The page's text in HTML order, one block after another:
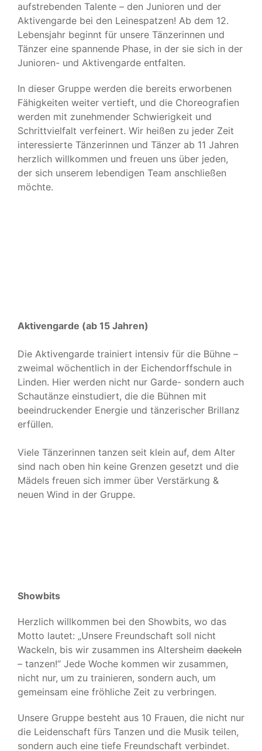
aufstrebenden Talente – den Junioren und der
Aktivengarde bei den Leinespatzen! Ab dem 12.
Lebensjahr beginnt für unsere Tänzerinnen und
Tänzer eine spannende Phase, in der sie sich in der
Junioren- und Aktivengarde entfalten.
In dieser Gruppe werden die bereits erworbenen
Fähigkeiten weiter vertieft, und die Choreografien
werden mit zunehmender Schwierigkeit und
Schrittvielfalt verfeinert. Wir heißen zu jeder Zeit
interessierte Tänzerinnen und Tänzer ab 11 Jahren
herzlich willkommen und freuen uns über jeden,
der sich unserem lebendigen Team anschließen
möchte.
Aktivengarde (ab 15 Jahren)
Die Aktivengarde trainiert intensiv für die Bühne –
zweimal wöchentlich in der Eichendorffschule in
Linden. Hier werden nicht nur Garde- sondern auch
Schautänze einstudiert, die die Bühnen mit
beeindruckender Energie und tänzerischer Brillanz
erfüllen.
Viele Tänzerinnen tanzen seit klein auf, dem Alter
sind nach oben hin keine Grenzen gesetzt und die
Mädels freuen sich immer über Verstärkung &
neuen Wind in der Gruppe.
Showbits
Herzlich willkommen bei den Showbits, wo das
Motto lautet: „Unsere Freundschaft soll nicht
Wackeln, bis wir zusammen ins Altersheim dackeln
– tanzen!“ Jede Woche kommen wir zusammen,
nicht nur, um zu trainieren, sondern auch, um
gemeinsam eine fröhliche Zeit zu verbringen.
Unsere Gruppe besteht aus 10 Frauen, die nicht nur
die Leidenschaft fürs Tanzen und die Musik teilen,
sondern auch eine tiefe Freundschaft verbindet.